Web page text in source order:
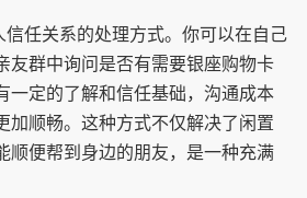
信任关系的处理方式。你可以在自己
友群中询问是否有需要银座购物卡
一定的了解和信任基础，沟通成本
加顺畅。这种方式不仅解决了闲置
顺便帮到身边的朋友，是一种充满